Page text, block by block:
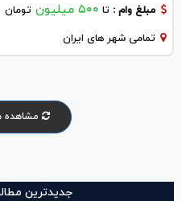
مبلغ وام : تا ۵۰۰ میلیون تومان
تمامی شهر های ایران
مشاهده
جدیدترین